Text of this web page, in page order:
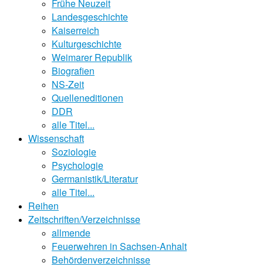
Frühe Neuzeit
Landesgeschichte
Kaiserreich
Kulturgeschichte
Weimarer Republik
Biografien
NS-Zeit
Quelleneditionen
DDR
alle Titel...
Wissenschaft
Soziologie
Psychologie
Germanistik/Literatur
alle Titel...
Reihen
Zeitschriften/Verzeichnisse
allmende
Feuerwehren in Sachsen-Anhalt
Behördenverzeichnisse